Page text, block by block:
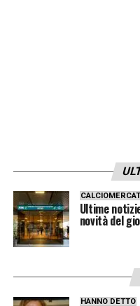
Ultime
novità del
HANNO DETTO